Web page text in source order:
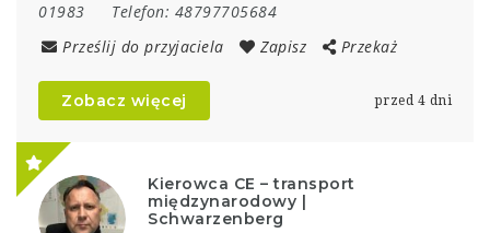
01983
Telefon: 48797705684
Prześlij do przyjaciela
Zapisz Przekaż
Zobacz więcej przed 4 dni
Kierowca CE – transport
międzynarodowy |
Schwarzenberg